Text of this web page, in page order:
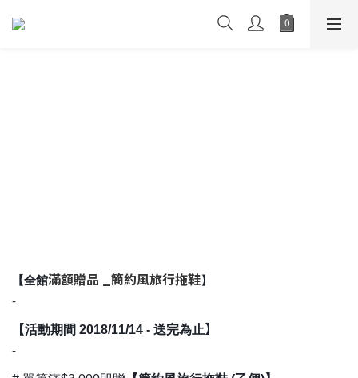
【全館滿額贈品 _簡約風旅行拖鞋】
-
【活動期間 2018/11/14 - 送完為止】
-